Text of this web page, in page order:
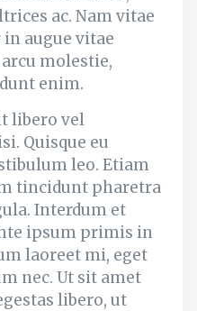
ac. Nam vitae
augue vitae
molestie,
enim.
libero vel
Quisque eu
leo. Etiam
tincidunt pharetra
Interdum et
ipsum primis in
laoreet mi, eget
nec. Ut sit amet
libero, ut